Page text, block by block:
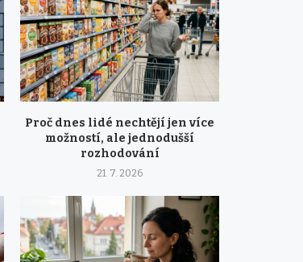
Proč dnes lidé nechtějí jen více
možností, ale jednodušší
rozhodování
21. 7. 2026